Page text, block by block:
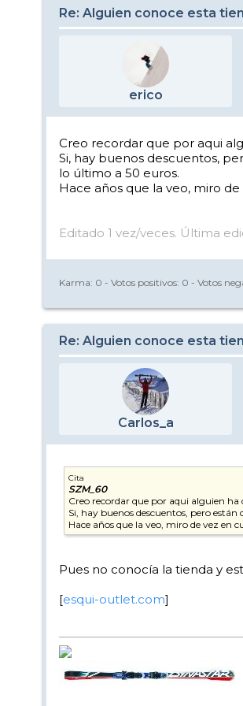
Re: Alguien conoce esta
erico
Creo recordar que por aqui
Si, hay buenos descuentos,
lo último a 50 euros.
Hace años que la veo, miro
Editado 1 vez/veces. Última
Karma: 0 - Votos positivos: 0 - Votos
Re: Alguien conoce esta
Carlos_a
Cita
SZM_60
Creo recordar que por aqui alguien
Si, hay buenos descuentos, pero
Hace años que la veo, miro de vez en
Pues no conocía la tienda y
[esqui-outlet.com]